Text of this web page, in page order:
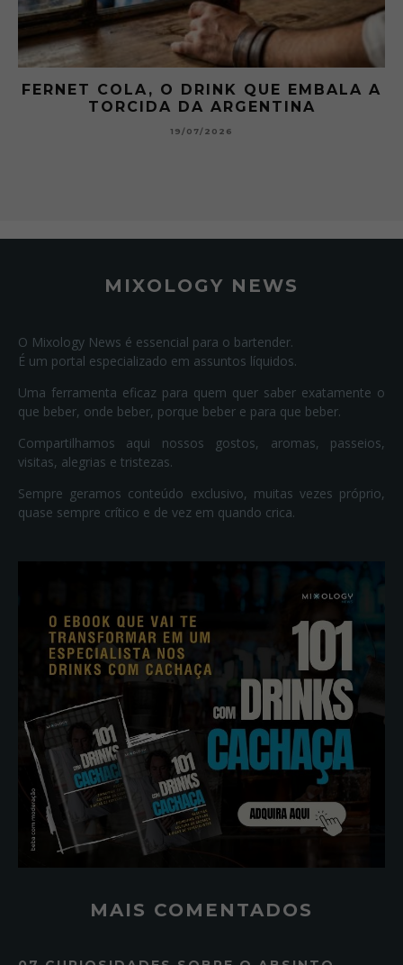
FERNET COLA, O DRINK QUE EMBALA A
TORCIDA DA ARGENTINA
19/07/2026
MIXOLOGY NEWS
O Mixology News é essencial para o bartender.
É um portal especializado em assuntos líquidos.
Uma ferramenta eficaz para quem quer saber exatamente o
que beber, onde beber, porque beber e para que beber.
Compartilhamos aqui nossos gostos, aromas, passeios,
visitas, alegrias e tristezas.
Sempre geramos conteúdo exclusivo, muitas vezes próprio,
quase sempre crítico e de vez em quando crica.
MAIS COMENTADOS